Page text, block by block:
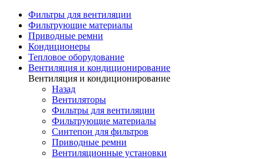
Фильтры для вентиляции
Фильтрующие материалы
Приводные ремни
Кондиционеры
Тепловое оборудование
Вентиляция и кондиционирование
Вентиляция и кондиционирование
Назад
Вентиляторы
Фильтры для вентиляции
Фильтрующие материалы
Синтепон для фильтров
Приводные ремни
Вентиляционные установки